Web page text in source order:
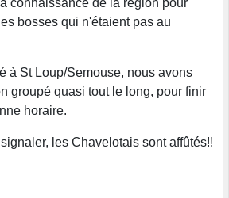
connaissance de la région pour
bosses qui n'étaient pas au
à St Loup/Semouse, nous avons
groupé quasi tout le long, pour finir
horaire.
les Chavelotais sont affûtés!!